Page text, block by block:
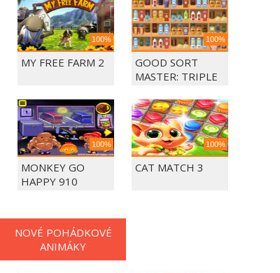
100%
MY FREE FARM 2
100%
GOOD SORT
MASTER: TRIPLE
100%
MONKEY GO
HAPPY 910
100%
CAT MATCH 3
NOVÉ POHÁDKOVÉ
ANIMÁKY